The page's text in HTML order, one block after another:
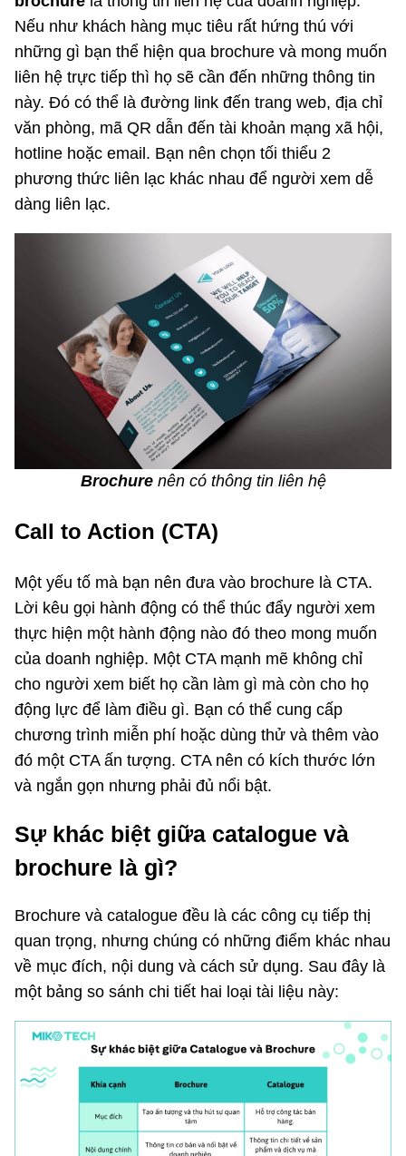
Nếu như khách hàng mục tiêu rất hứng thú với
những gì bạn thể hiện qua brochure và mong muốn
liên hệ trực tiếp thì họ sẽ cần đến những thông tin
này. Đó có thể là đường link đến trang web, địa chỉ
văn phòng, mã QR dẫn đến tài khoản mạng xã hội,
hotline hoặc email. Bạn nên chọn tối thiểu 2
phương thức liên lạc khác nhau để người xem dễ
dàng liên lạc.
Brochurenên có thông tin liên hệ
Call to Action (CTA)
Một yếu tố mà bạn nên đưa vào brochure là CTA.
Lời kêu gọi hành động có thể thúc đẩy người xem
thực hiện một hành động nào đó theo mong muốn
của doanh nghiệp. Một CTA mạnh mẽ không chỉ
cho người xem biết họ cần làm gì mà còn cho họ
động lực để làm điều gì. Bạn có thể cung cấp
chương trình miễn phí hoặc dùng thử và thêm vào
đó một CTA ấn tượng. CTA nên có kích thước lớn
và ngắn gọn nhưng phải đủ nổi bật.
Sự khác biệt giữa catalogue và
brochure là gì?
Brochure và catalogue đều là các công cụ tiếp thị
quan trọng, nhưng chúng có những điểm khác nhau
về mục đích, nội dung và cách sử dụng. Sau đây là
một bảng so sánh chi tiết hai loại tài liệu này: